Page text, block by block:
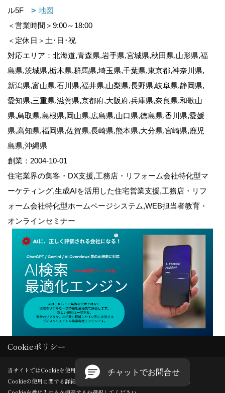
ル5F
地図
＜営業時間＞9:00～18:00
＜定休日＞土･日･祝
対応エリア：北海道,青森県,岩手県,宮城県,秋田県,山形県,福
島県,茨城県,栃木県,群馬県,埼玉県,千葉県,東京都,神奈川県,
新潟県,富山県,石川県,福井県,山梨県,長野県,岐阜県,静岡県,
愛知県,三重県,滋賀県,京都府,大阪府,兵庫県,奈良県,和歌山
県,鳥取県,島根県,岡山県,広島県,山口県,徳島県,香川県,愛媛
県,高知県,福岡県,佐賀県,長崎県,熊本県,大分県,宮崎県,鹿児
島県,沖縄県
創業：2004-10-01
住宅業界の集客・DX支援,工務店・リフォーム会社特化型マ
ーケティング,生成AIを活用した住宅営業支援,工務店・リフ
ォーム会社特化型ホームページシステム,WEB担当者教育・
オンラインセミナー
Copyright (c) GODDESS CREATE. All Rights Reserved.
Produced byゴデスクリエイト
Cookieポリシー
当サイトではCookieを使用します。
Cookieの使用に関する詳細は 「プライバシーポリシー
」をご覧ください。